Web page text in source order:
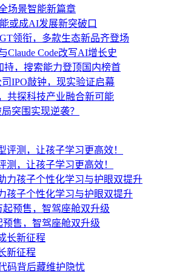
场景智能新篇章
或成AI发展新突破口
领衔，多款生态新品齐登场
Claude Code改写AI增长史
持，搜索能力登顶国内榜首
IPO敲钟，现实验证启幕
共探科技产业融合新可能
突围实现逆袭？
测，让孩子学习更高效！
孩子个性化学习与护眼双提升
售，智驾座舱双升级
新征程